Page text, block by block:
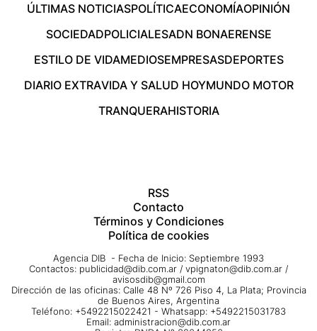
ÚLTIMAS NOTICIASPOLÍTICAECONOMÍAOPINIÓN
SOCIEDADPOLICIALESADN BONAERENSE
ESTILO DE VIDAMEDIOSEMPRESASDEPORTES
DIARIO EXTRAVIDA Y SALUD HOYMUNDO MOTOR
TRANQUERAHISTORIA
RSS
Contacto
Términos y Condiciones
Política de cookies
Agencia DIB - Fecha de Inicio: Septiembre 1993
Contactos: publicidad@dib.com.ar / vpignaton@dib.com.ar /
avisosdib@gmail.com
Dirección de las oficinas: Calle 48 Nº 726 Piso 4, La Plata; Provincia
de Buenos Aires, Argentina
Teléfono: +5492215022421 - Whatsapp: +5492215031783
Email: administracion@dib.com.ar